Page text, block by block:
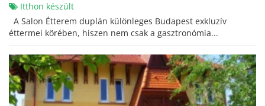
Itthon készült
A Salon Étterem duplán különleges Budapest exkluzív
éttermei körében, hiszen nem csak a gasztronómia...